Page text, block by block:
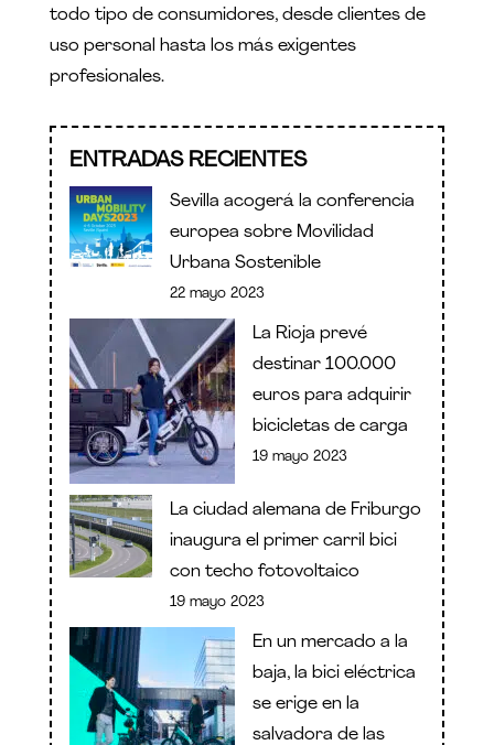
todo tipo de consumidores, desde clientes de
uso personal hasta los más exigentes
profesionales.
ENTRADAS RECIENTES
Sevilla acogerá la conferencia
europea sobre Movilidad
Urbana Sostenible
22 mayo 2023
La Rioja prevé
destinar 100.000
euros para adquirir
bicicletas de carga
19 mayo 2023
La ciudad alemana de Friburgo
inaugura el primer carril bici
con techo fotovoltaico
19 mayo 2023
En un mercado a la
baja, la bici eléctrica
se erige en la
salvadora de las